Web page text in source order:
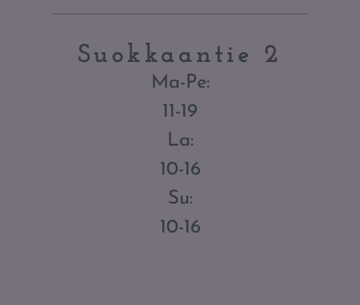
Suokkaantie 2
Ma-Pe:
11-19
La:
10-16
Su:
10-16